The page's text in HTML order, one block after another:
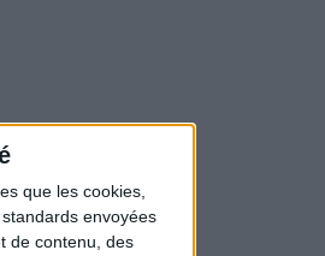
que les cookies,
envoyées
de contenu, des